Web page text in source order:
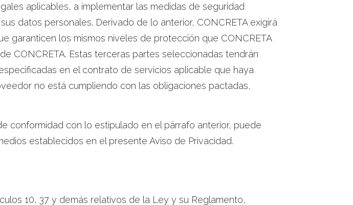
aplicables, a implementar las medidas de seguridad
datos personales. Derivado de lo anterior, CONCRETA exigirá
garanticen los mismos niveles de protección que CONCRETA
CONCRETA. Estas terceras partes seleccionadas tendrán
en el contrato de servicios aplicable que haya
no está cumpliendo con las obligaciones pactadas,
conformidad con lo estipulado en el párrafo anterior, puede
establecidos en el presente Aviso de Privacidad.
10, 37 y demás relativos de la Ley y su Reglamento,